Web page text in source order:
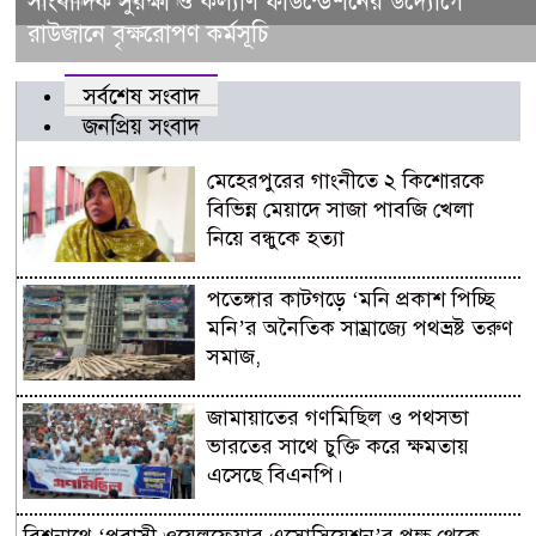
রাউজানে বৃক্ষরোপণ কর্মসূচি
সর্বশেষ সংবাদ
জনপ্রিয় সংবাদ
মেহেরপুরের গাংনীতে ২ কিশোরকে
বিভিন্ন মেয়াদে সাজা পাবজি খেলা
নিয়ে বন্ধুকে হত্যা
পতেঙ্গার কাটগড়ে ‘মনি প্রকাশ পিচ্ছি
মনি’র অনৈতিক সাম্রাজ্যে পথভ্রষ্ট তরুণ
সমাজ,
জামায়াতের গণমিছিল ও পথসভা
ভারতের সাথে চুক্তি করে ক্ষমতায়
এসেছে বিএনপি।